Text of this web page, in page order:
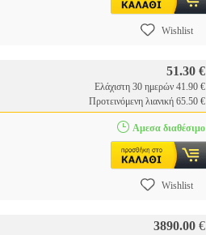
Wishlist
51.30 €
Ελάχιστη 30 ημερών 41.90 €
Προτεινόμενη λιανική 65.50 €
Αμεσα διαθέσιμο
Wishlist
3890.00 €